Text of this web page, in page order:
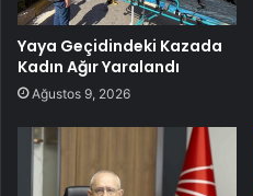
Yaya Geçidindeki Kazada
Kadın Ağır Yaralandı
Ağustos 9, 2026